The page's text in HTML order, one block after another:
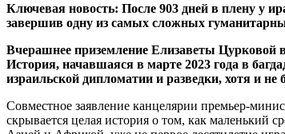
Ключевая новость: После 903 дней в плену у
завершив одну из самых сложных
Вчерашнее приземление Елизаветы Цурковой
История, начавшаяся в марте 2023 года в
израильской дипломатии и разведки, хотя и
Совместное заявление канцелярии премьер-
скрывается целая история о том, как маленький